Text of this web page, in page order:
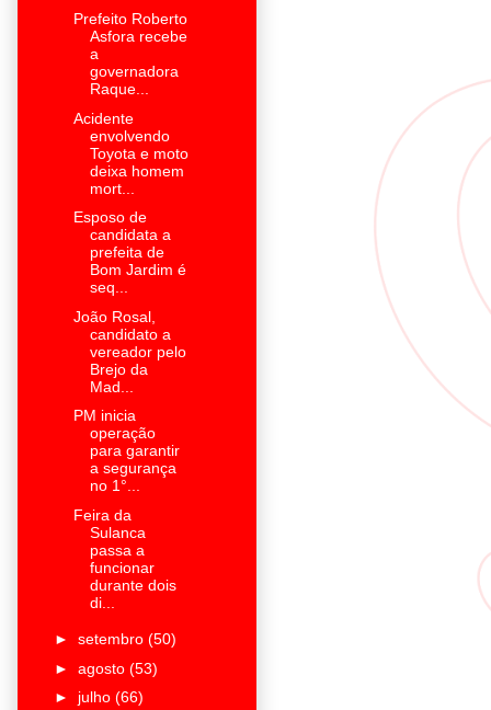
Prefeito Roberto
Asfora recebe
a
governadora
Raque...
Acidente
envolvendo
Toyota e moto
deixa homem
mort...
Esposo de
candidata a
prefeita de
Bom Jardim é
seq...
João Rosal,
candidato a
vereador pelo
Brejo da
Mad...
PM inicia
operação
para garantir
a segurança
no 1°...
Feira da
Sulanca
passa a
funcionar
durante dois
di...
► setembro (50)
► agosto (53)
► julho (66)